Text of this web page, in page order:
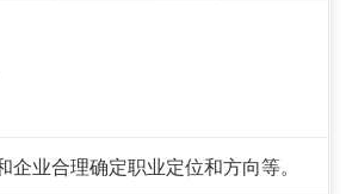
企业合理确定职业定位和方向等。